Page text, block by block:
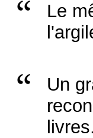
Le
Un